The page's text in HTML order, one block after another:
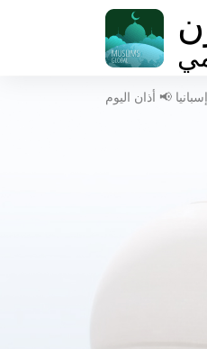
📢 أذان اليوم